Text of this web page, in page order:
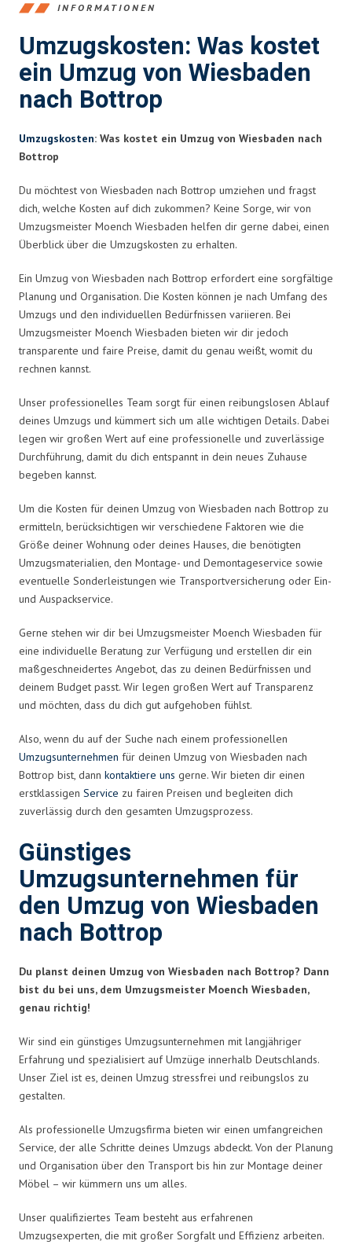
INFORMATIONEN
Umzugskosten: Was kostet
ein Umzug von Wiesbaden
nach Bottrop
Umzugskosten: Was kostet ein Umzug von Wiesbaden nach
Bottrop
Du möchtest von Wiesbaden nach Bottrop umziehen und fragst
dich, welche Kosten auf dich zukommen? Keine Sorge, wir von
Umzugsmeister Moench Wiesbaden helfen dir gerne dabei, einen
Überblick über die Umzugskosten zu erhalten.
Ein Umzug von Wiesbaden nach Bottrop erfordert eine sorgfältige
Planung und Organisation. Die Kosten können je nach Umfang des
Umzugs und den individuellen Bedürfnissen variieren. Bei
Umzugsmeister Moench Wiesbaden bieten wir dir jedoch
transparente und faire Preise, damit du genau weißt, womit du
rechnen kannst.
Unser professionelles Team sorgt für einen reibungslosen Ablauf
deines Umzugs und kümmert sich um alle wichtigen Details. Dabei
legen wir großen Wert auf eine professionelle und zuverlässige
Durchführung, damit du dich entspannt in dein neues Zuhause
begeben kannst.
Um die Kosten für deinen Umzug von Wiesbaden nach Bottrop zu
ermitteln, berücksichtigen wir verschiedene Faktoren wie die
Größe deiner Wohnung oder deines Hauses, die benötigten
Umzugsmaterialien, den Montage- und Demontageservice sowie
eventuelle Sonderleistungen wie Transportversicherung oder Ein-
und Auspackservice.
Gerne stehen wir dir bei Umzugsmeister Moench Wiesbaden für
eine individuelle Beratung zur Verfügung und erstellen dir ein
maßgeschneidertes Angebot, das zu deinen Bedürfnissen und
deinem Budget passt. Wir legen großen Wert auf Transparenz
und möchten, dass du dich gut aufgehoben fühlst.
Also, wenn du auf der Suche nach einem professionellen
Umzugsunternehmen für deinen Umzug von Wiesbaden nach
Bottrop bist, dann kontaktiere uns gerne. Wir bieten dir einen
erstklassigen Service zu fairen Preisen und begleiten dich
zuverlässig durch den gesamten Umzugsprozess.
Günstiges
Umzugsunternehmen für
den Umzug von Wiesbaden
nach Bottrop
Du planst deinen Umzug von Wiesbaden nach Bottrop? Dann
bist du bei uns, dem Umzugsmeister Moench Wiesbaden,
genau richtig!
Wir sind ein günstiges Umzugsunternehmen mit langjähriger
Erfahrung und spezialisiert auf Umzüge innerhalb Deutschlands.
Unser Ziel ist es, deinen Umzug stressfrei und reibungslos zu
gestalten.
Als professionelle Umzugsfirma bieten wir einen umfangreichen
Service, der alle Schritte deines Umzugs abdeckt. Von der Planung
und Organisation über den Transport bis hin zur Montage deiner
Möbel – wir kümmern uns um alles.
Unser qualifiziertes Team besteht aus erfahrenen
Umzugsexperten, die mit großer Sorgfalt und Effizienz arbeiten.